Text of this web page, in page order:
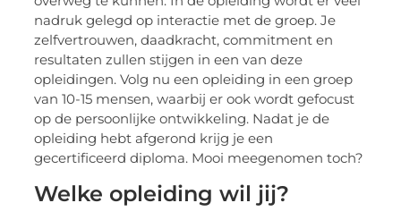
nadruk gelegd op interactie met de groep. Je
zelfvertrouwen, daadkracht, commitment en
resultaten zullen stijgen in een van deze
opleidingen. Volg nu een opleiding in een groep
van 10-15 mensen, waarbij er ook wordt gefocust
op de persoonlijke ontwikkeling. Nadat je de
opleiding hebt afgerond krijg je een
gecertificeerd diploma. Mooi meegenomen toch?
Welke opleiding wil jij?